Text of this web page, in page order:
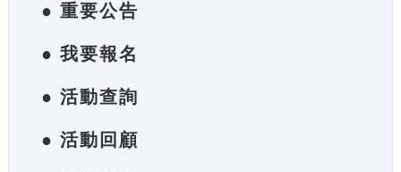
● 重要公告
● 我要報名
● 活動查詢
● 活動回顧